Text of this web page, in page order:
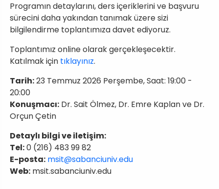
Programın detaylarını, ders içeriklerini ve başvuru
sürecini daha yakından tanımak üzere sizi
bilgilendirme toplantımıza davet ediyoruz.
Toplantımız online olarak gerçekleşecektir.
Katılmak için tıklayınız.
Tarih:23 Temmuz 2026 Perşembe, Saat: 19:00 -
20:00
Konuşmacı: Dr. Sait Ölmez, Dr. Emre Kaplan ve Dr.
Orçun Çetin
Detaylı bilgi ve iletişim:
Tel:0 (216) 483 99 82
E-posta: msit@sabanciuniv.edu
Web: msit.sabanciuniv.edu